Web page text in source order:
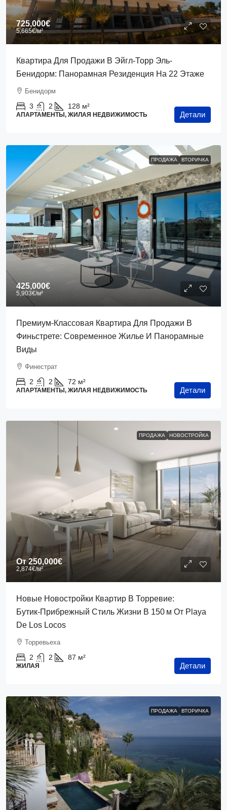
725,000€
5,665€/м²
Квартира Для Продажи В Эйгл-Торр Эль-
Бенидорм: Панорамная Резиденция На 22 Этаже
Бенидорм
3 2 128 м²
АПАРТАМЕНТЫ, ЖИЛАЯ НЕДВИЖИМОСТЬ Детали
ПРОДАЖА ВТОРИЧКА
425,000€
5,903€/м²
Премиум-Классовая Квартира Для Продажи В
Финьстрете: Современное Жилье И Панорамные
Виды
Финестрат
2 2 72 м²
АПАРТАМЕНТЫ, ЖИЛАЯ НЕДВИЖИМОСТЬ Детали
ПРОДАЖА НОВОСТРОЙКА
От250,000€
2,874€/м²
Новые Новостройки Квартир В Торревие:
Бутик‑прибрежный Стиль Жизни В 150 М От Playa
De Los Locos
Торревьеха
2 2 87 м²
ЖИЛАЯ Детали
ПРОДАЖА ВТОРИЧКА